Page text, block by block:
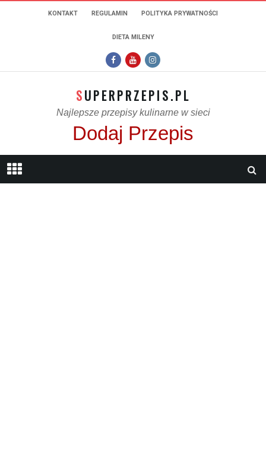
KONTAKT REGULAMIN POLITYKA PRYWATNOŚCI
DIETA MILENY
SUPERPRZEPIS.PL
Najlepsze przepisy kulinarne w sieci
Dodaj Przepis